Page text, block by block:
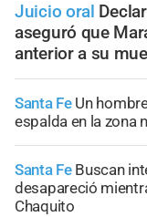
Juicio oral
aseguró que
anterior a su
Santa Fe Un
espalda en la zona
Santa Fe Buscan
desapareció
Chaquito